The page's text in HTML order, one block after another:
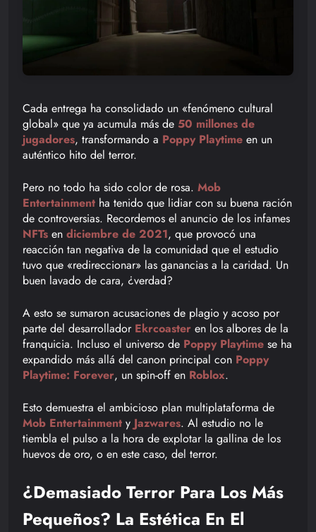
Cada entrega ha consolidado un «fenómeno cultural
global» que ya acumula más de 50 millones de
jugadores, transformando a Poppy Playtime en un
auténtico hito del terror.
Pero no todo ha sido color de rosa. Mob
Entertainment ha tenido que lidiar con su buena ración
de controversias. Recordemos el anuncio de los infames
NFTs en diciembre de 2021, que provocó una
reacción tan negativa de la comunidad que el estudio
tuvo que «redireccionar» las ganancias a la caridad. Un
buen lavado de cara, ¿verdad?
A esto se sumaron acusaciones de plagio y acoso por
parte del desarrollador Ekrcoaster en los albores de la
franquicia. Incluso el universo de Poppy Playtime se ha
expandido más allá del canon principal con Poppy
Playtime: Forever, un spin-off en Roblox.
Esto demuestra el ambicioso plan multiplataforma de
Mob Entertainment y Jazwares. Al estudio no le
tiembla el pulso a la hora de explotar la gallina de los
huevos de oro, o en este caso, del terror.
¿Demasiado Terror Para Los Más
Pequeños? La Estética En El